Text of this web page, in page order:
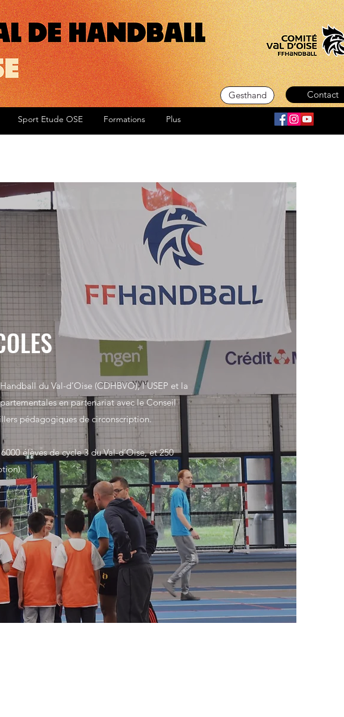
Contact
Gesthand
Sport Etude OSE Formations Plus
du Val-d’Oise (CDHBVO), l’USEP et la
en partenariat avec le Conseil
pédagogiques de circonscription.
élèves de cycle 3 du Val-d’Oise, et 250